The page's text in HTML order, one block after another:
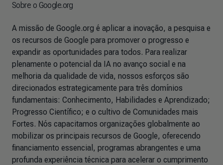
Sobre o Google.org
A missão de Google.org é aplicar a inovação, a pesquisa e
os recursos de Google para promover o progresso e
expandir as oportunidades para todos. Para realizar
plenamente o potencial da IA no avanço social e na
melhoria da qualidade de vida, nossos esforços são
direcionados estrategicamente para três domínios
fundamentais: Conhecimento, Habilidades e Aprendizado;
Progresso Científico; e o cultivo de Comunidades mais
Fortes. Nós capacitamos organizações globalmente ao
mobilizar os principais recursos de Google, oferecendo
financiamento essencial, programas abrangentes e uma
profunda experiência técnica para acelerar o cumprimento